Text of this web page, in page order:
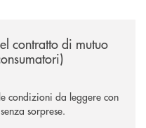
contratto di mutuo
condizioni da leggere con
sorprese.